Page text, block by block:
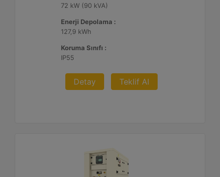
72 kW (90 kVA)
Enerji Depolama :
127,9 kWh
Koruma Sınıfı :
IP55
Detay Teklif Al